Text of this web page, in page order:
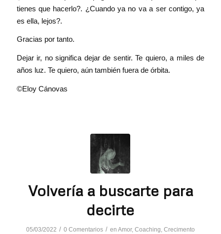
tienes que hacerlo?. ¿Cuando ya no va a ser contigo, ya
es ella, lejos?.
Gracias por tanto.
Dejar ir, no significa dejar de sentir. Te quiero, a miles de
años luz. Te quiero, aún también fuera de órbita.
©Eloy Cánovas
Volvería a buscarte para
decirte
05/03/2022 / 0 Comentarios / en Amor, Coaching, Crecimento